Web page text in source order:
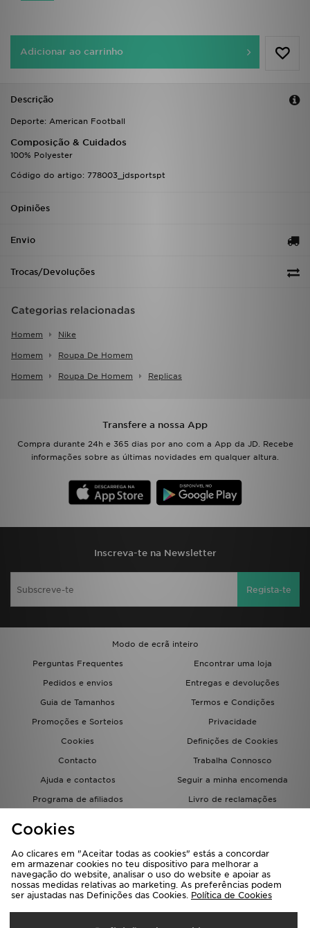
Adicionar ao carrinho
Descrição
Deporte: American Football
Composição & Cuidados
100% Polyester
Código do artigo: 778003_jdsportspt
Opiniões
Envio
Trocas/Devoluções
Categorias relacionadas
Homem Nike
Homem Roupa De Homem
Homem Roupa De Homem Replicas
Transfere a nossa App
Compra durante 24h e 365 dias por ano com a App da JD. Recebe
informações sobre as últimas novidades em qualquer altura.
Inscreva-te na Newsletter
Regista-te
Modo de ecrã inteiro
Perguntas Frequentes
Encontrar uma loja
Pedidos e envios
Entregas e devoluções
Guia de Tamanhos
Termos e Condições
Promoções e Sorteios
Privacidade
Cookies
Definições de Cookies
Contacto
Trabalha Connosco
Ajuda e contactos
Seguir a minha encomenda
Programa de afiliados
Livro de reclamações
Seleciona O País
Cookies
Ao clicares em "Aceitar todas as cookies" estás a concordar
em armazenar cookies no teu dispositivo para melhorar a
navegação do website, analisar o uso do website e apoiar as
nossas medidas relativas ao marketing. As preferências podem
ser ajustadas nas Definições das Cookies. Política de Cookies